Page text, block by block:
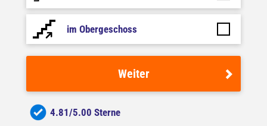
im Obergeschoss
Weiter
4.81/5.00 Sterne